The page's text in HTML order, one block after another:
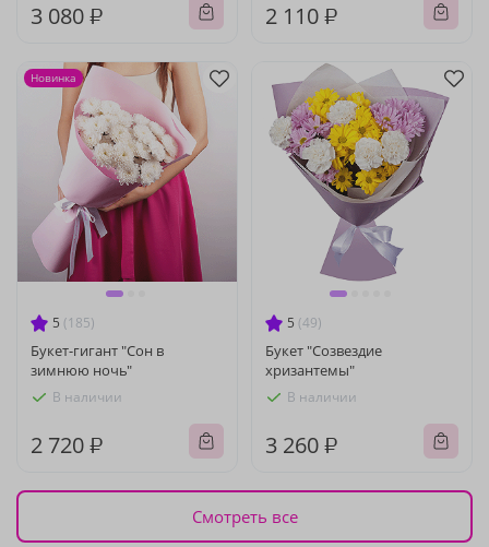
3 080 ₽ 2 110 ₽
5 (185)
Букет-гигант "Сон в
зимнюю ночь"
В наличии
2 720 ₽
Новинка
5 (49)
Букет "Созвездие
хризантемы"
В наличии
3 260 ₽
Смотреть все